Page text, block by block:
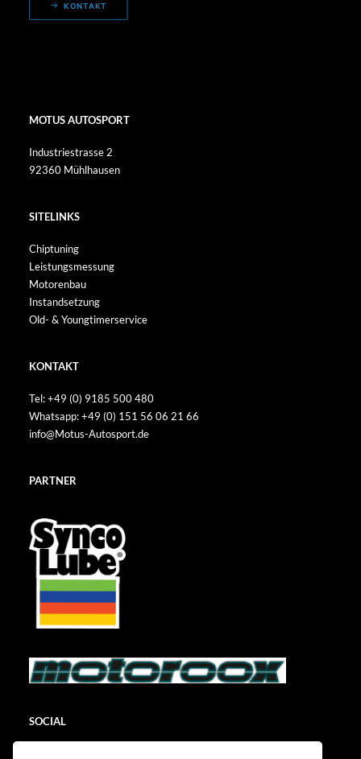
KONTAKT
MOTUS AUTOSPORT
Industriestrasse 2
92360 Mühlhausen
SITELINKS
Chiptuning
Leistungsmessung
Motorenbau
Instandsetzung
Old- & Youngtimerservice
KONTAKT
Tel: +49 (0) 9185 500 480
Whatsapp: +49 (0) 151 56 06 21 66
info@Motus-Autosport.de
PARTNER
SOCIAL